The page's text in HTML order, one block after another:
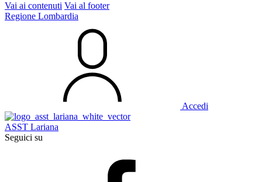
Vai ai contenuti Vai al footer
Regione Lombardia
Accedi
ASST Lariana
Seguici su